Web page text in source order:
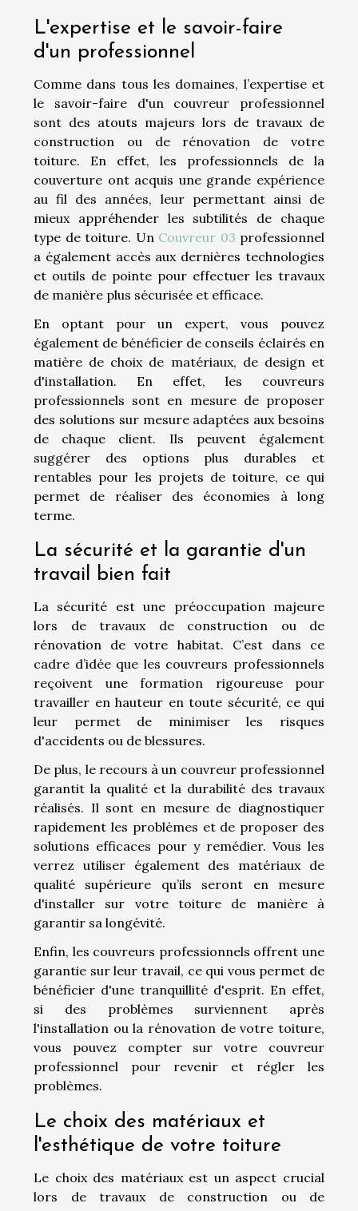
L'expertise et le savoir-faire
d'un professionnel
Comme dans tous les domaines, l’expertise et
le savoir-faire d'un couvreur professionnel
sont des atouts majeurs lors de travaux de
construction ou de rénovation de votre
toiture. En effet, les professionnels de la
couverture ont acquis une grande expérience
au fil des années, leur permettant ainsi de
mieux appréhender les subtilités de chaque
type de toiture. Un Couvreur 03 professionnel
a également accès aux dernières technologies
et outils de pointe pour effectuer les travaux
de manière plus sécurisée et efficace.
En optant pour un expert, vous pouvez
également de bénéficier de conseils éclairés en
matière de choix de matériaux, de design et
d'installation. En effet, les couvreurs
professionnels sont en mesure de proposer
des solutions sur mesure adaptées aux besoins
de chaque client. Ils peuvent également
suggérer des options plus durables et
rentables pour les projets de toiture, ce qui
permet de réaliser des économies à long
terme.
La sécurité et la garantie d'un
travail bien fait
La sécurité est une préoccupation majeure
lors de travaux de construction ou de
rénovation de votre habitat. C’est dans ce
cadre d’idée que les couvreurs professionnels
reçoivent une formation rigoureuse pour
travailler en hauteur en toute sécurité, ce qui
leur permet de minimiser les risques
d'accidents ou de blessures.
De plus, le recours à un couvreur professionnel
garantit la qualité et la durabilité des travaux
réalisés. Il sont en mesure de diagnostiquer
rapidement les problèmes et de proposer des
solutions efficaces pour y remédier. Vous les
verrez utiliser également des matériaux de
qualité supérieure qu’ils seront en mesure
d'installer sur votre toiture de manière à
garantir sa longévité.
Enfin, les couvreurs professionnels offrent une
garantie sur leur travail, ce qui vous permet de
bénéficier d'une tranquillité d'esprit. En effet,
si des problèmes surviennent après
l'installation ou la rénovation de votre toiture,
vous pouvez compter sur votre couvreur
professionnel pour revenir et régler les
problèmes.
Le choix des matériaux et
l'esthétique de votre toiture
Le choix des matériaux est un aspect crucial
lors de travaux de construction ou de